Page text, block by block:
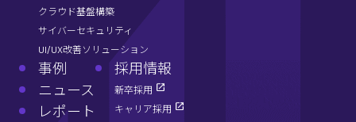
クラウド基盤構築
サイバーセキュリティ
UI/UX改善ソリューション
事例
ニュース
レポート
採用情報
新卒採用
キャリア採用